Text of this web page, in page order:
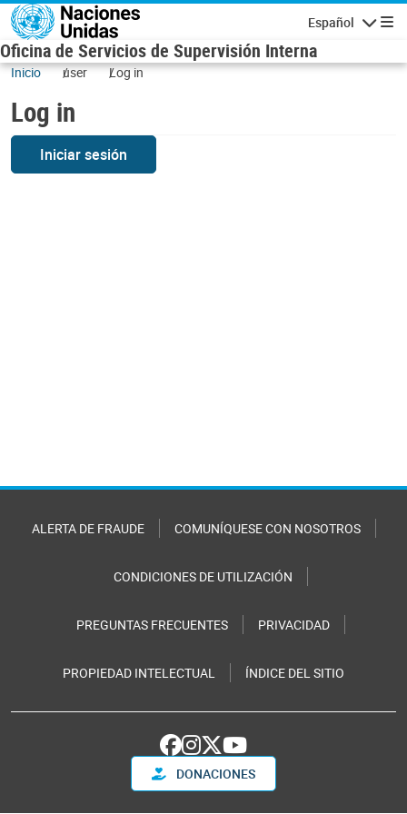
Skip to main content
Español
Oficina de Servicios de Supervisión Interna
Inicio user Log in
Log in
Iniciar sesión
ALERTA DE FRAUDE COMUNÍQUESE CON NOSOTROS
CONDICIONES DE UTILIZACIÓN
PREGUNTAS FRECUENTES PRIVACIDAD
PROPIEDAD INTELECTUAL ÍNDICE DEL SITIO
DONACIONES